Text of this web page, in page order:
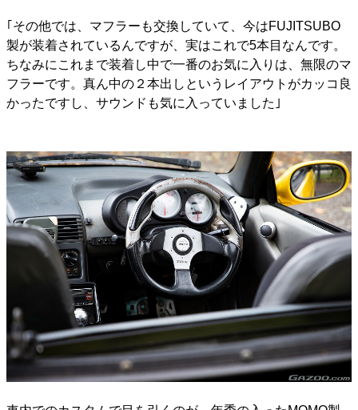
｢その他では、マフラーも交換していて、今はFUJITSUBO
製が装着されているんですが、実はこれで5本目なんです。
ちなみにこれまで装着し中で一番のお気に入りは、無限のマ
フラーです。真ん中の２本出しというレイアウトがカッコ良
かったですし、サウンドも気に入っていました｣